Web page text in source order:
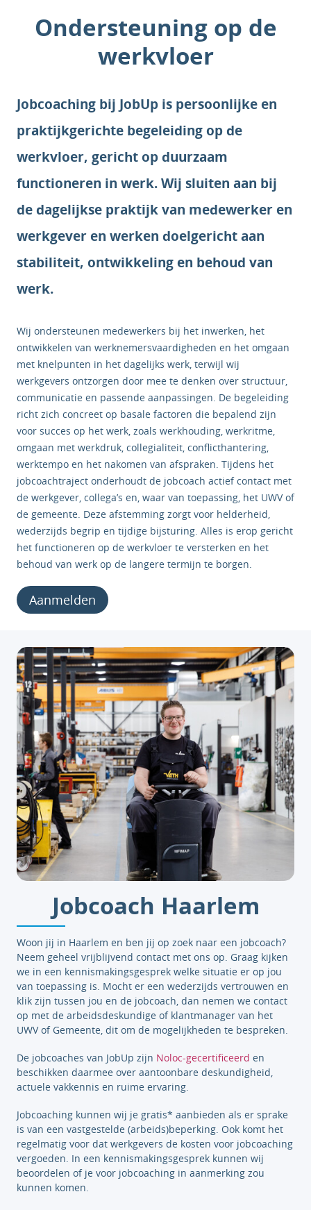
Ondersteuning op de
werkvloer
Jobcoaching bij JobUp is persoonlijke en
praktijkgerichte begeleiding op de
werkvloer, gericht op duurzaam
functioneren in werk. Wij sluiten aan bij
de dagelijkse praktijk van medewerker en
werkgever en werken doelgericht aan
stabiliteit, ontwikkeling en behoud van
werk.
Wij ondersteunen medewerkers bij het inwerken, het
ontwikkelen van werknemersvaardigheden en het omgaan
met knelpunten in het dagelijks werk, terwijl wij
werkgevers ontzorgen door mee te denken over structuur,
communicatie en passende aanpassingen. De begeleiding
richt zich concreet op basale factoren die bepalend zijn
voor succes op het werk, zoals werkhouding, werkritme,
omgaan met werkdruk, collegialiteit, conflicthantering,
werktempo en het nakomen van afspraken. Tijdens het
jobcoachtraject onderhoudt de jobcoach actief contact met
de werkgever, collega’s en, waar van toepassing, het UWV of
de gemeente. Deze afstemming zorgt voor helderheid,
wederzijds begrip en tijdige bijsturing. Alles is erop gericht
het functioneren op de werkvloer te versterken en het
behoud van werk op de langere termijn te borgen.
Aanmelden
Jobcoach Haarlem
Woon jij in Haarlem en ben jij op zoek naar een jobcoach?
Neem geheel vrijblijvend contact met ons op. Graag kijken
we in een kennismakingsgesprek welke situatie er op jou
van toepassing is. Mocht er een wederzijds vertrouwen en
klik zijn tussen jou en de jobcoach, dan nemen we contact
op met de arbeidsdeskundige of klantmanager van het
UWV of Gemeente, dit om de mogelijkheden te bespreken.
De jobcoaches van JobUp zijn Noloc-gecertificeerd en
beschikken daarmee over aantoonbare deskundigheid,
actuele vakkennis en ruime ervaring.
Jobcoaching kunnen wij je gratis* aanbieden als er sprake
is van een vastgestelde (arbeids)beperking. Ook komt het
regelmatig voor dat werkgevers de kosten voor jobcoaching
vergoeden. In een kennismakingsgesprek kunnen wij
beoordelen of je voor jobcoaching in aanmerking zou
kunnen komen.